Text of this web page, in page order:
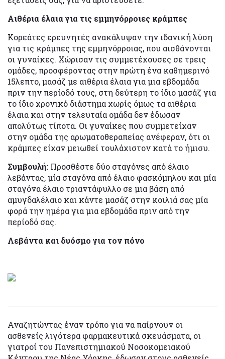
Αιθέρια έλαια για τις εμμηνόρροιες κράμπες
Κορεάτες ερευνητές ανακάλυψαν την ιδανική λύση
για τις κράμπες της εμμηνόρροιας, που αισθάνονται
οι γυναίκες. Χώρισαν τις συμμετέχουσες σε τρεις
ομάδες, προσφέροντας στην πρώτη ένα καθημερινό
15λεπτο, μασάζ με αιθέρια έλαια για μια εβδομάδα
πριν την περίοδό τους, στη δεύτερη το ίδιο μασάζ για
το ίδιο χρονικό διάστημα χωρίς όμως τα αιθέρια
έλαια και στην τελευταία ομάδα δεν έδωσαν
απολύτως τίποτα. Οι γυναίκες που συμμετείχαν
στην ομάδα της αρωματοθεραπείας ανέφεραν, ότι οι
κράμπες είχαν μειωθεί τουλάχιστον κατά το ήμισυ.
Συμβουλή: Προσθέστε δύο σταγόνες από έλαιο
λεβάντας, μία σταγόνα από έλαιο φασκόμηλου και μία
σταγόνα έλαιο τριαντάφυλλο σε μια βάση από
αμυγδαλέλαιο και κάντε μασάζ στην κοιλιά σας μία
φορά την ημέρα για μια εβδομάδα πριν από την
περίοδό σας.
Λεβάντα και δυόσμο για τον πόνο
Αναζητώντας έναν τρόπο για να παίρνουν οι
ασθενείς λιγότερα φαρμακευτικά σκευάσματα, οι
γιατροί του Πανεπιστημιακού Νοσοκομειακού